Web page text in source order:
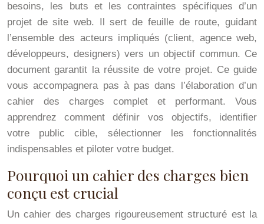
besoins, les buts et les contraintes spécifiques d’un
projet de site web. Il sert de feuille de route, guidant
l’ensemble des acteurs impliqués (client, agence web,
développeurs, designers) vers un objectif commun. Ce
document garantit la réussite de votre projet. Ce guide
vous accompagnera pas à pas dans l’élaboration d’un
cahier des charges complet et performant. Vous
apprendrez comment définir vos objectifs, identifier
votre public cible, sélectionner les fonctionnalités
indispensables et piloter votre budget.
Pourquoi un cahier des charges bien
conçu est crucial
Un cahier des charges rigoureusement structuré est la